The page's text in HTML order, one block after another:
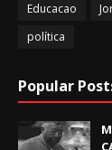
Educacao
política
Popular